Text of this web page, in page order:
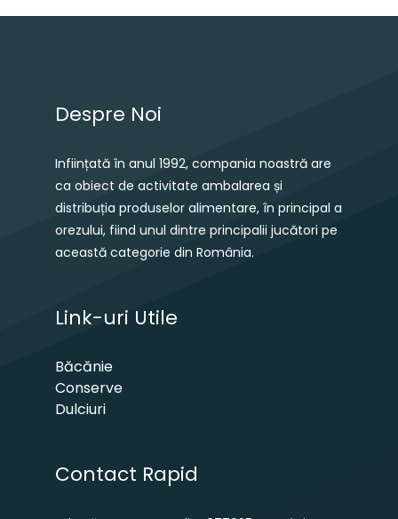
Navigare în articole
Despre Noi
Inființată în anul 1992, compania noastră are
ca obiect de activitate ambalarea și
distribuția produselor alimentare, în principal a
orezului, fiind unul dintre principalii jucători pe
această categorie din România.
Link-uri Utile
Băcănie
Conserve
Dulciuri
Contact Rapid